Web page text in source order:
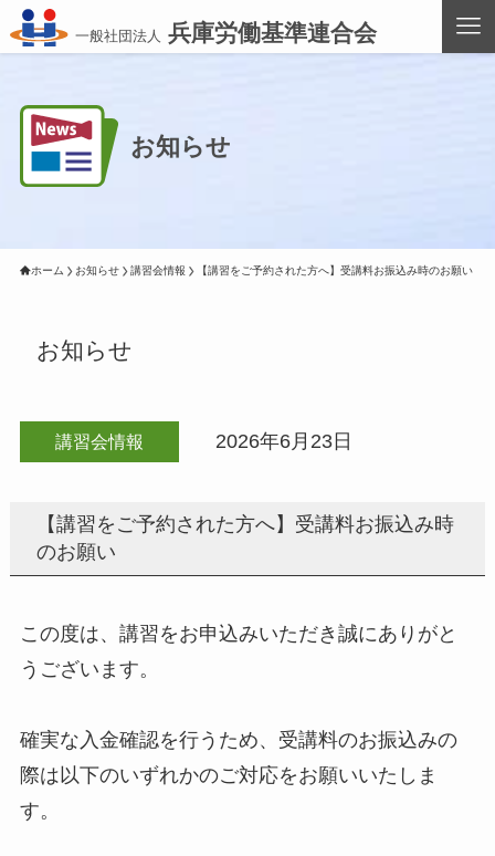
一般社団法人 兵庫労働基準連合会
お知らせ
ホーム お知らせ 講習会情報 【講習をご予約された方へ】受講料お振込み時のお願い
お知らせ
講習会情報 2026年6月23日
【講習をご予約された方へ】受講料お振込み時
のお願い
この度は、講習をお申込みいただき誠にありがと
うございます。
確実な入金確認を行うため、受講料のお振込みの
際は以下のいずれかのご対応をお願いいたしま
す。